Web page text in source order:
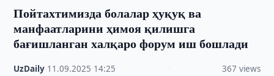
Пойтахтимизда болалар ҳуқуқ ва
манфаатларини ҳимоя қилишга
бағишланган халқаро форум иш бошлади
UzDaily 11.09.2025 14:25 367 views